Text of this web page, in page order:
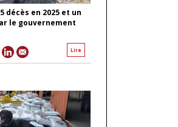
en 2025 et un
le gouvernement
Lire